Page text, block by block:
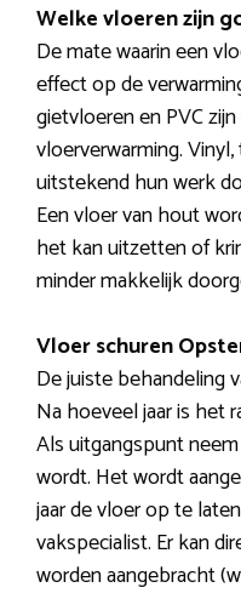
Welke vloeren zijn
De mate waarin een
effect op de
gietvloeren en PVC
vloerverwarming.
uitstekend hun werk
Een vloer van hout
het kan uitzetten of
minder makkelijk
Vloer schuren
De juiste behandeling
Na hoeveel jaar is het
Als uitgangspunt
wordt. Het wordt
jaar de vloer op te
vakspecialist. Er kan
worden aangebracht